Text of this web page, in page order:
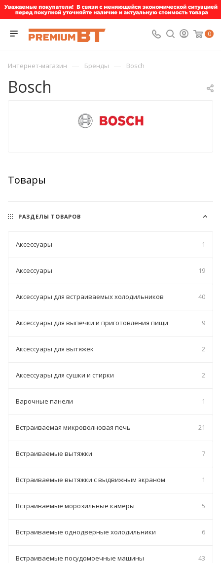
0
Интернет-магазин — Бренды — Bosch
Bosch
Товары
РАЗДЕЛЫ ТОВАРОВ
Аксессуары 1
Аксессуары 19
Аксессуары для встраиваемых холодильников 40
Аксессуары для выпечки и приготовления пищи 9
Аксессуары для вытяжек 2
Аксессуары для сушки и стирки 2
Варочные панели 1
Встраиваемая микроволновая печь 21
Встраиваемые вытяжки 7
Встраиваемые вытяжки с выдвижным экраном 1
Встраиваемые морозильные камеры 5
Встраиваемые однодверные холодильники 6
Встраиваемые посудомоечные машины 43